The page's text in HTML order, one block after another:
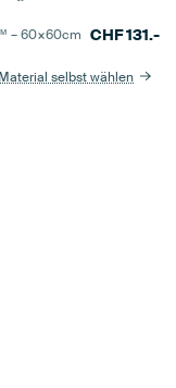
–60×60cm CHF131.-
selbst wählen